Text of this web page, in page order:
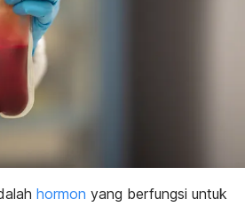
hormon yang berfungsi untuk